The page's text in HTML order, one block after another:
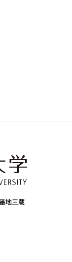
地三蔵